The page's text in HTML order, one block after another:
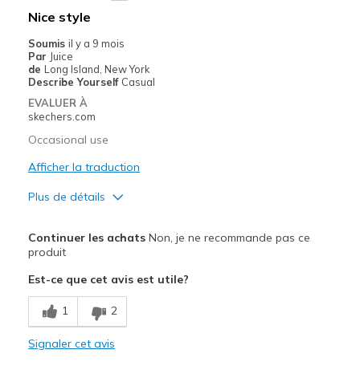
Width
Sizing
View On Shoes
I'm Into Shoes
Nice style
Soumis il y a 9 mois
Par Juice
de Long Island, New York
Describe Yourself Casual
EVALUER À
skechers.com
Occasional use
Afficher la traduction
Plus de détails
Attractive Design
Stylish
Le contre
Need Break In
Continuer les achatsNon, je ne recommande pas ce
produit
Est-ce que cet avis est utile?
1 2
Signaler cet avis